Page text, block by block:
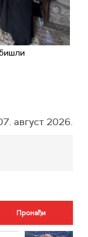
август 2026.